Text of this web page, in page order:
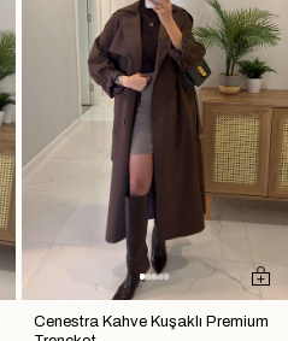
Cenestra Kahve Kuşaklı Premium